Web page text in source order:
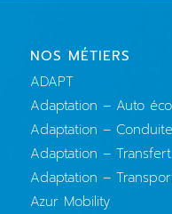
NOS MÉTIERS
ADAPT
Adaptation – Auto
Adaptation – Conduite
Adaptation – Transfert
Adaptation –
Azur Mobility